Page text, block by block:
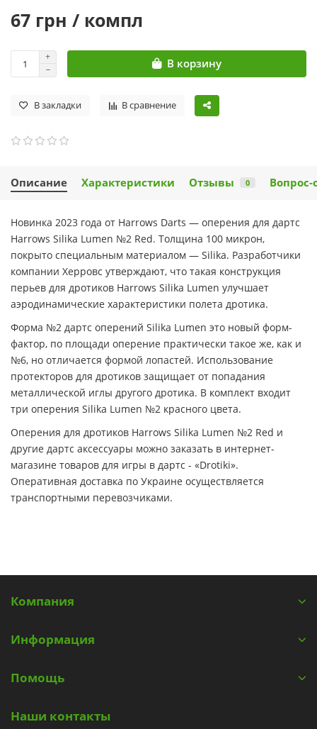
67 грн / компл
В корзину
В закладки В сравнение
Описание Характеристики Отзывы 0 Вопрос-
Новинка 2023 года от Harrows Darts — оперения для дартс
Harrows Silika Lumen №2 Red. Толщина 100 микрон,
покрыто специальным материалом — Silika. Разработчики
компании Херровс утверждают, что такая конструкция
перьев для дротиков Harrows Silika Lumen улучшает
аэродинамические характеристики полета дротика.
Форма №2 дартс оперений Silika Lumen это новый форм-
фактор, по площади оперение практически такое же, как и
№6, но отличается формой лопастей. Использование
протекторов для дротиков защищает от попадания
металлической иглы другого дротика. В комплект входит
три оперения Silika Lumen №2 красного цвета.
Оперения для дротиков Harrows Silika Lumen №2 Red и
другие дартс аксессуары можно заказать в интернет-
магазине товаров для игры в дартс - «Drotiki».
Оперативная доставка по Украине осуществляется
транспортными перевозчиками.
Компания
Информация
Помощь
Наши контакты